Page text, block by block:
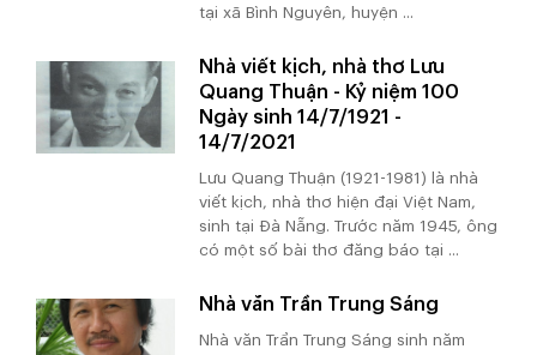
tại xã Bình Nguyên, huyện ...
Nhà viết kịch, nhà thơ Lưu
Quang Thuận - Kỷ niệm 100
Ngày sinh 14/7/1921 -
14/7/2021
Lưu Quang Thuận (1921-1981) là nhà
viết kịch, nhà thơ hiện đại Việt Nam,
sinh tại Đà Nẵng. Trước năm 1945, ông
có một số bài thơ đăng báo tại ...
Nhà văn Trần Trung Sáng
Nhà văn Trần Trung Sáng sinh năm